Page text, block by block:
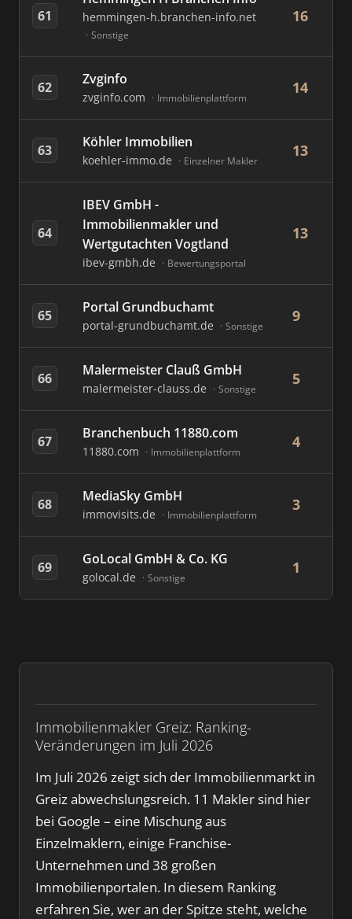
Immobilienmakler Greiz: Ranking-
Veränderungen im Juli 2026
Im Juli 2026 zeigt sich der Immobilienmarkt in
Greiz abwechslungsreich. 11 Makler sind hier
bei Google – eine Mischung aus
Einzelmaklern, einige Franchise-
Unternehmen und 38 großen
Immobilienportalen. In diesem Ranking
erfahren Sie, wer an der Spitze steht, welche
61 hemmingen-h.branchen-info.net
Sonstige
16
62 Zvginfo
zvginfo.com Immobilienplattform
14
63 Köhler Immobilien
koehler-immo.de Einzelner Makler
13
64
IBEV GmbH -
Immobilienmakler und
Wertgutachten Vogtland
ibev-gmbh.de Bewertungsportal
13
65 Portal Grundbuchamt
portal-grundbuchamt.de Sonstige
9
66 Malermeister Clauß GmbH
malermeister-clauss.de Sonstige
5
67 Branchenbuch 11880.com
11880.com Immobilienplattform
4
68 MediaSky GmbH
immovisits.de Immobilienplattform
3
69 GoLocal GmbH & Co. KG
golocal.de Sonstige
1